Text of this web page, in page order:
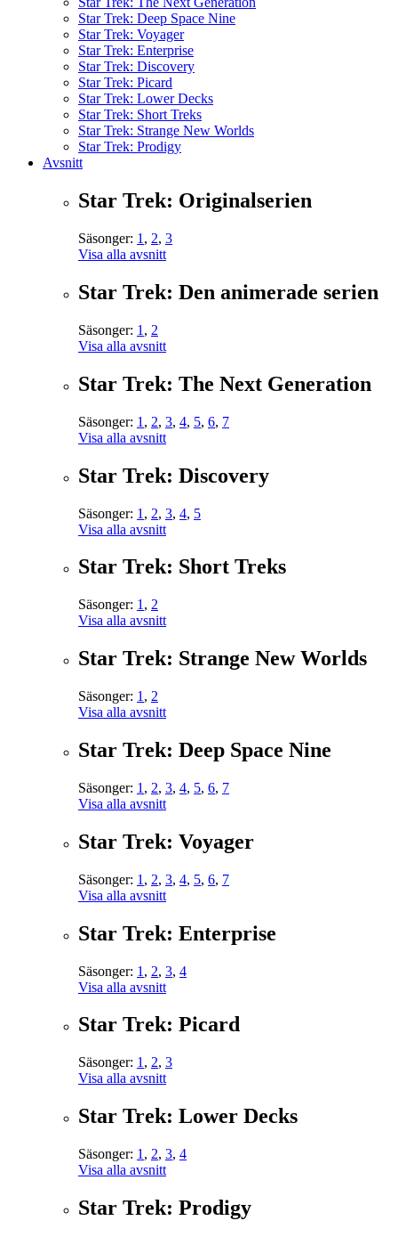
Star Trek: Deep Space Nine
Star Trek: Voyager
Star Trek: Enterprise
Star Trek: Discovery
Star Trek: Picard
Star Trek: Lower Decks
Star Trek: Short Treks
Star Trek: Strange New Worlds
Star Trek: Prodigy
Avsnitt
Star Trek: Originalserien
Säsonger: 1 , 2, 3
Visa alla avsnitt
Star Trek: Den animerade serien
Säsonger: 1 , 2
Visa alla avsnitt
Star Trek: The Next Generation
Säsonger: 1 , 2, 3, 4, 5, 6, 7
Visa alla avsnitt
Star Trek: Discovery
Säsonger: 1 , 2, 3, 4, 5
Visa alla avsnitt
Star Trek: Short Treks
Säsonger: 1 , 2
Visa alla avsnitt
Star Trek: Strange New Worlds
Säsonger: 1 , 2
Visa alla avsnitt
Star Trek: Deep Space Nine
Säsonger: 1 , 2, 3, 4, 5, 6, 7
Visa alla avsnitt
Star Trek: Voyager
Säsonger: 1 , 2, 3, 4, 5, 6, 7
Visa alla avsnitt
Star Trek: Enterprise
Säsonger: 1 , 2, 3, 4
Visa alla avsnitt
Star Trek: Picard
Säsonger: 1 , 2, 3
Visa alla avsnitt
Star Trek: Lower Decks
Säsonger: 1 , 2, 3, 4
Visa alla avsnitt
Star Trek: Prodigy